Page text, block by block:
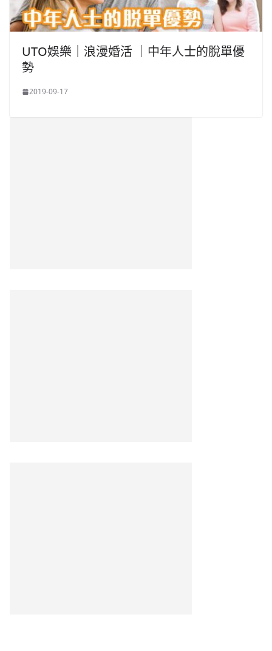
UTO娛樂｜浪漫婚活 ｜中年人士的脫單優
勢
2019-09-17